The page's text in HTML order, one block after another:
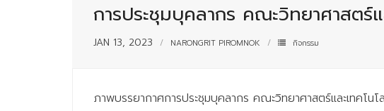
การประชุมบุคลากร คณะวิทยาศาสต
JAN 13, 2023 NARONGRIT PIROMNOK กิจกรรม
ภาพบรรยากาศการประชุมบุคลากร คณะวิทยาศาสตร์และเทคโ